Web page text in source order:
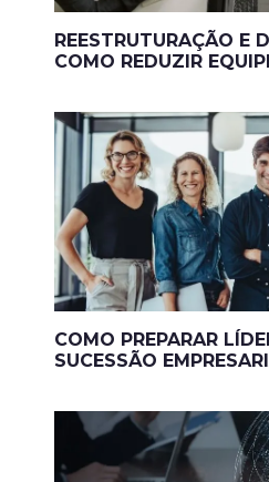
REESTRUTURAÇÃO E
COMO REDUZIR
COMO PREPARAR
SUCESSÃO